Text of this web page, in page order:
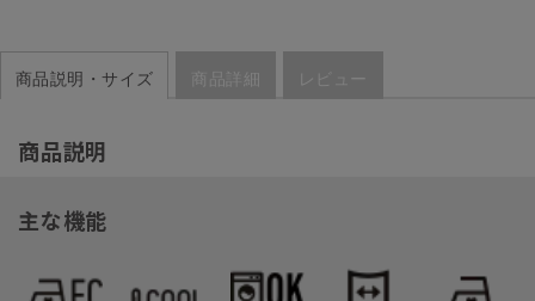
商品説明・サイズ 商品詳細 レビュー
商品説明
主な機能